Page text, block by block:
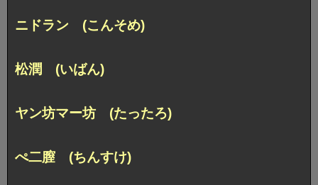
ニドラン (こんそめ)
松潤 (いばん)
ヤン坊マー坊 (たったろ)
ぺ二膣 (ちんすけ)